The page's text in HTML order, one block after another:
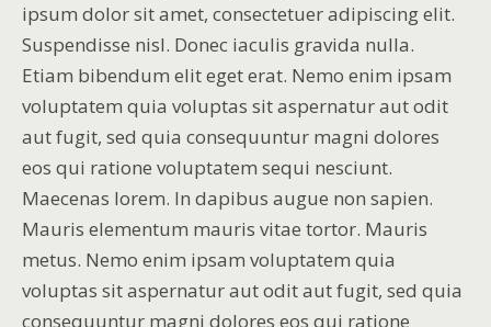
ipsum dolor sit amet, consectetuer adipiscing elit.
Suspendisse nisl. Donec iaculis gravida nulla.
Etiam bibendum elit eget erat. Nemo enim ipsam
voluptatem quia voluptas sit aspernatur aut odit
aut fugit, sed quia consequuntur magni dolores
eos qui ratione voluptatem sequi nesciunt.
Maecenas lorem. In dapibus augue non sapien.
Mauris elementum mauris vitae tortor. Mauris
metus. Nemo enim ipsam voluptatem quia
voluptas sit aspernatur aut odit aut fugit, sed quia
consequuntur magni dolores eos qui ratione